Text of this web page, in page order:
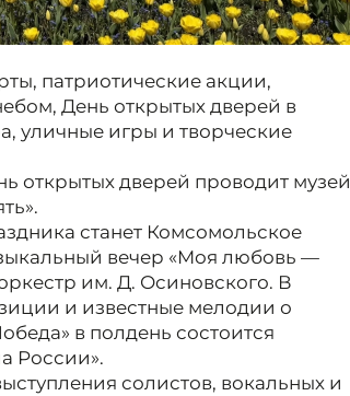
патриотические акции,
День открытых дверей в
уличные игры и творческие
открытых дверей проводит музей
станет Комсомольское
вечер «Моя любовь —
им. Д. Осиновского. В
и известные мелодии о
в полдень состоится
России».
солистов, вокальных и